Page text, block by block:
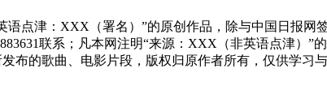
点津：XXX（署名）”的原创作品，除与中国日报
联系；凡本网注明“来源：XXX（非英语点津）”
布的歌曲、电影片段，版权归原作者所有，仅供学习